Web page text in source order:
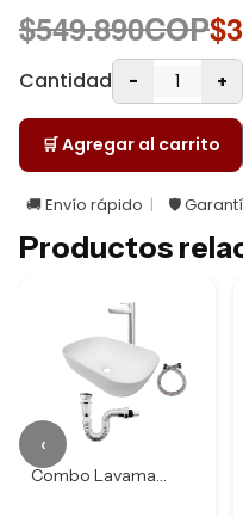
$549.890COP
Cantidad
- +
🛒 Agregar al carrito
🚚 Envío rápido 🛡️
Productos
Combo Lavamanos B...
‹